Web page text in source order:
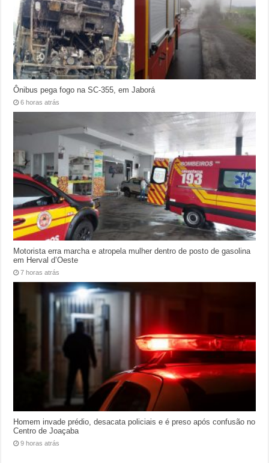
Ônibus pega fogo na SC-355, em Jaborá
6 horas atrás
Motorista erra marcha e atropela mulher dentro de posto de gasolina
em Herval d’Oeste
7 horas atrás
Homem invade prédio, desacata policiais e é preso após confusão no
Centro de Joaçaba
9 horas atrás